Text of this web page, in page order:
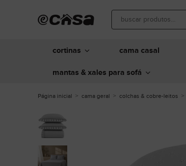
cortinas cama casal
mantas & xales para sofá
Página inicial cama geral colchas & cobre-leitos